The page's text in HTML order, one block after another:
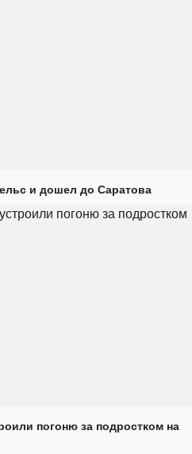
и дошел до Саратова
погоню за подростком на